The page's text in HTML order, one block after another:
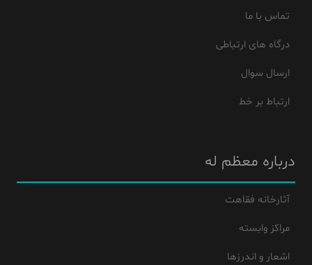
تماس با ما
درگاه های ارتباطی
ارسال سوال
ارتباط بر خط
درباره معظم له
آثارخانه فقاهت
مراکز وابسته
اشعار و اندرزها